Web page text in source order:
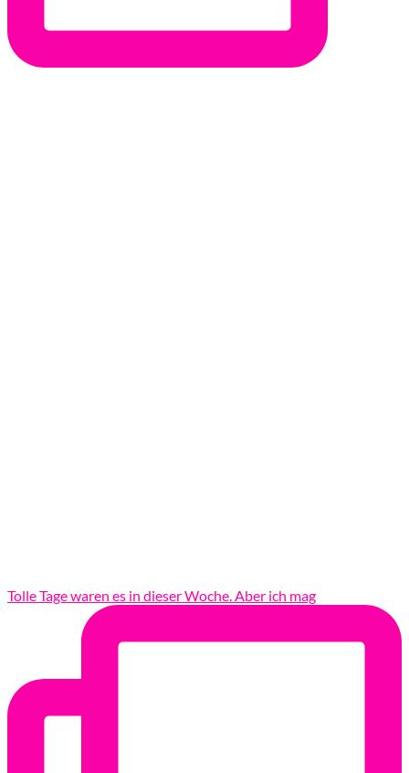
Tolle Tage waren es in dieser Woche. Aber ich mag